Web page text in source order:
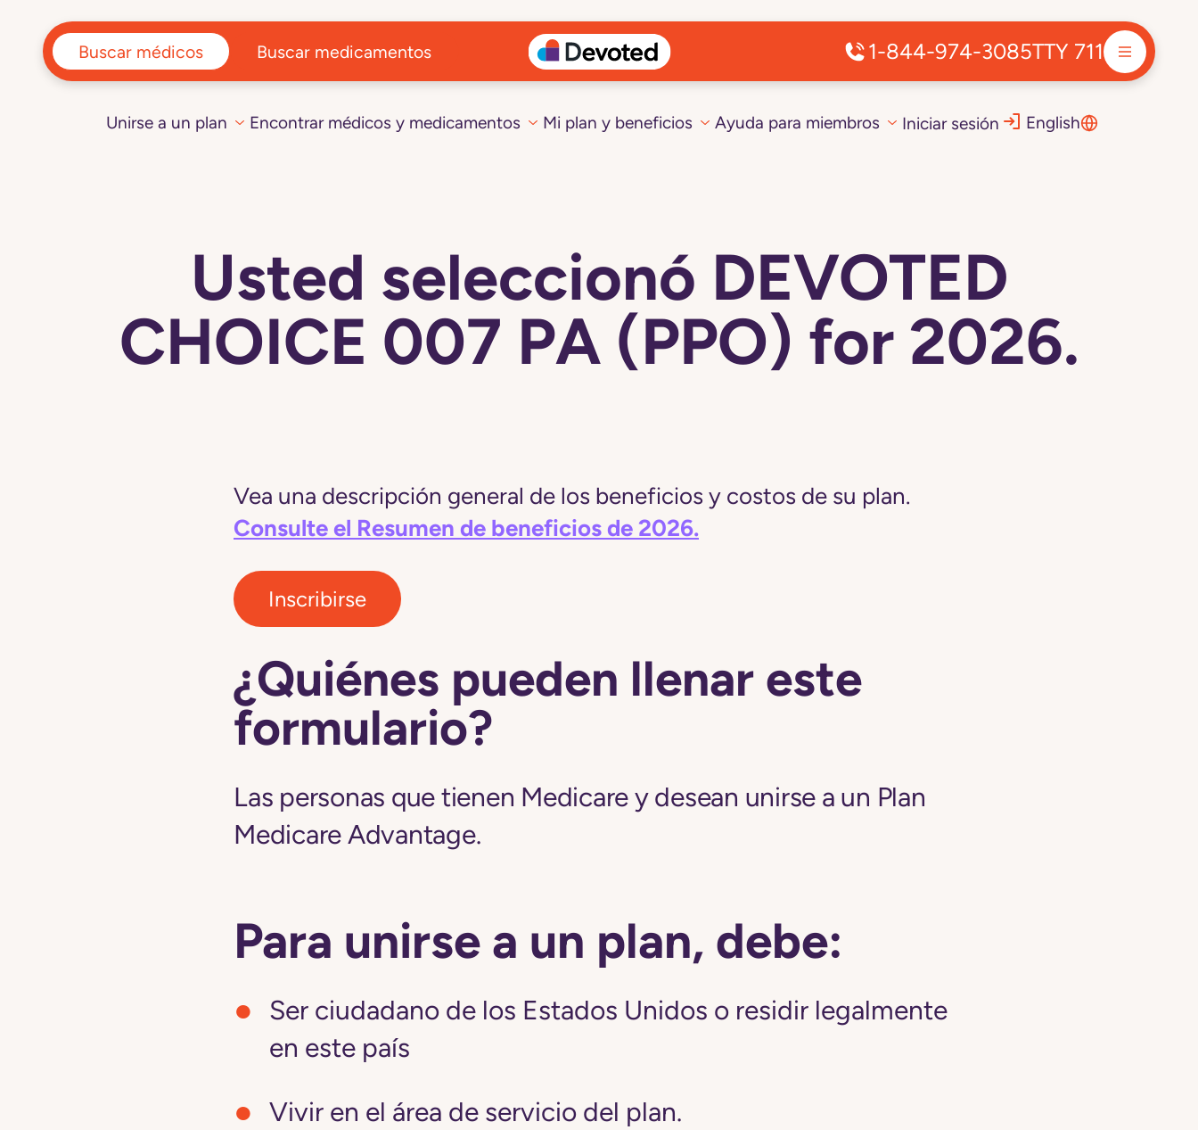
Buscar médicos Buscar medicamentos 1-844-974-3085TTY 711
Unirse a un plan Encontrar médicos y medicamentos Mi plan y beneficios Ayuda para miembros Iniciar sesión English
Usted seleccionó DEVOTED
CHOICE 007 PA (PPO) for 2026.
Vea una descripción general de los beneficios y costos de su plan.
Consulte el Resumen de beneficios de 2026.
Inscribirse
¿Quiénes pueden llenar este
formulario?
Las personas que tienen Medicare y desean unirse a un Plan
Medicare Advantage.
Para unirse a un plan, debe:
Ser ciudadano de los Estados Unidos o residir legalmente
en este país
Vivir en el área de servicio del plan.